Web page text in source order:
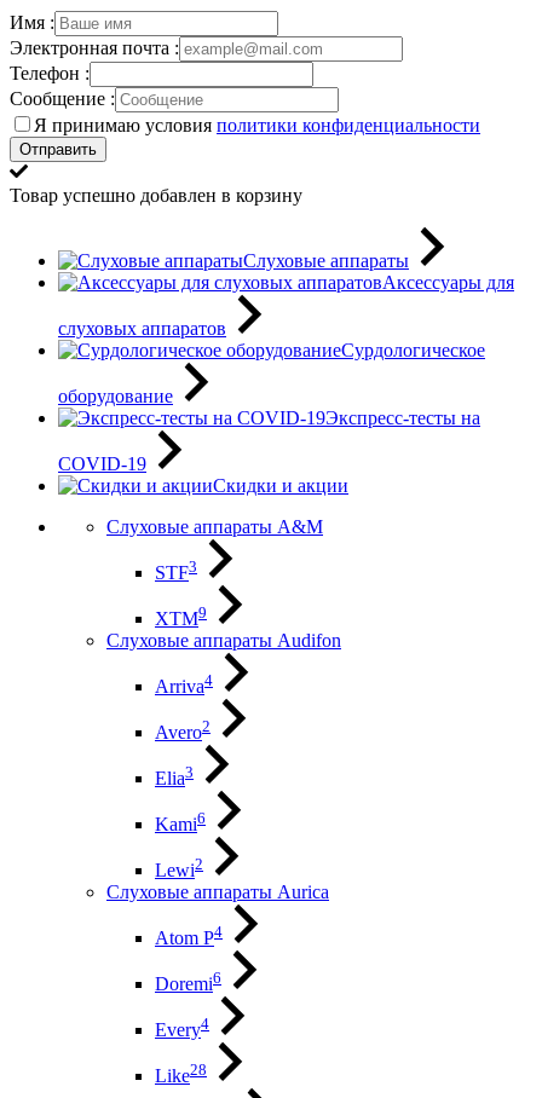
Имя :
Электронная почта :
Телефон :
Сообщение :
Я принимаю условия политики конфиденциальности
Отправить
Товар успешно добавлен в корзину
Слуховые аппараты
Аксессуары для
слуховых аппаратов
Сурдологическое
оборудование
Экспресс-тесты на
COVID-19
Скидки и акции
Слуховые аппараты A&M
STF3
XTM9
Слуховые аппараты Audifon
Arriva4
Avero2
Elia3
Kami6
Lewi2
Слуховые аппараты Aurica
Atom P4
Doremi6
Every4
Like28